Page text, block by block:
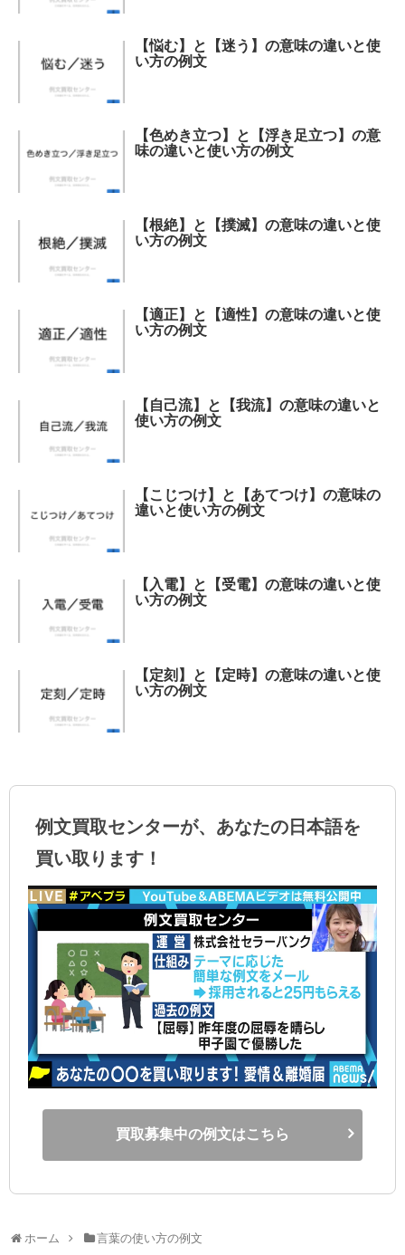
【悩む】と【迷う】の意味の違いと使
い方の例文
【色めき立つ】と【浮き足立つ】の意
味の違いと使い方の例文
【根絶】と【撲滅】の意味の違いと使
い方の例文
【適正】と【適性】の意味の違いと使
い方の例文
【自己流】と【我流】の意味の違いと
使い方の例文
【こじつけ】と【あてつけ】の意味の
違いと使い方の例文
【入電】と【受電】の意味の違いと使
い方の例文
【定刻】と【定時】の意味の違いと使
い方の例文
例文買取センターが、あなたの日本語を
買い取ります！
買取募集中の例文はこちら
ホーム 言葉の使い方の例文